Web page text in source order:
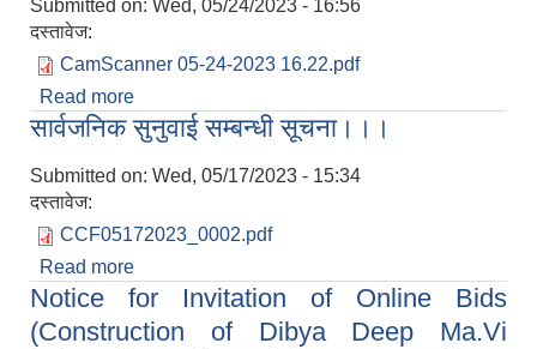
पूर्व जनप्रतिनिधि
Submitted on: Wed, 05/24/2023 - 16:56
दस्तावेज:
CamScanner 05-24-2023 16.22.pdf
Read more
सुझाव उपलब्ध गराउने सूचना
सार्वजनिक सुनुवाई सम्बन्धी सूचना।।।
Submitted on: Wed, 05/17/2023 - 15:34
दस्तावेज:
CCF05172023_0002.pdf
Read more
Notice for Invitation of Online Bids
(Construction of Dibya Deep Ma.Vi